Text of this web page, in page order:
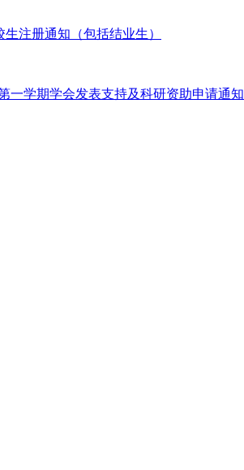
注册通知（包括结业生）
一学期学会发表支持及科研资助申请通知